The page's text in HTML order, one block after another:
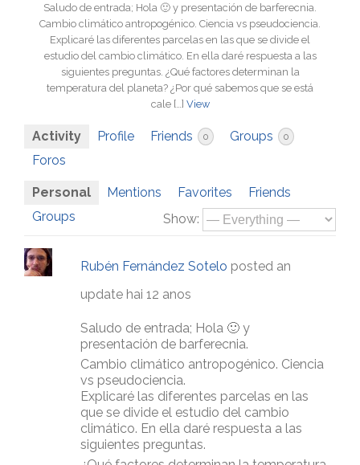
Saludo de entrada; Hola 🙂 y presentación de barferecnia.
Cambio climático antropogénico. Ciencia vs pseudociencia.
Explicaré las diferentes parcelas en las que se divide el
estudio del cambio climático. En ella daré respuesta a las
siguientes preguntas. ¿Qué factores determinan la
temperatura del planeta? ¿Por qué sabemos que se está
cale […] View
Activity Profile Friends 0 Groups 0
Foros
Personal Mentions Favorites
Friends
Groups
Show:
Rubén Fernández Sotelo posted an
update hai 12 anos
Saludo de entrada; Hola 🙂 y
presentación de barferecnia.
Cambio climático antropogénico. Ciencia
vs pseudociencia.
Explicaré las diferentes parcelas en las
que se divide el estudio del cambio
climático. En ella daré respuesta a las
siguientes preguntas.